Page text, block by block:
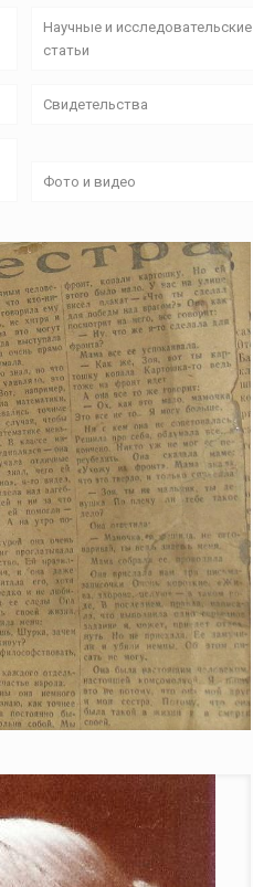
Научные и исследовательские
статьи
Свидетельства
Фото и видео